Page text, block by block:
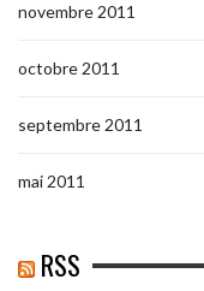
novembre 2011
octobre 2011
septembre 2011
mai 2011
RSS